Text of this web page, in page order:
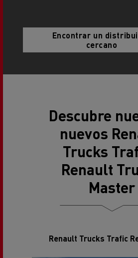
Encontrar un
cercano
Descubre
nuevos
Trucks
Renault
Master
Renault Trucks Trafic